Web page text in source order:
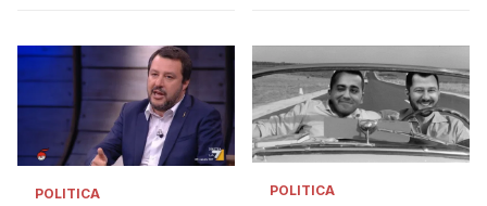
POLITICA POLITICA